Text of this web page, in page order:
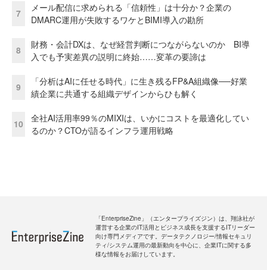
7
メール配信に求められる「信頼性」は十分か？企業の
DMARC運用が失敗するワケとBIMI導入の勘所
8
財務・会計DXは、なぜ経営判断につながらないのか BI導
入でも予実差異の説明に終始……変革の要諦は
9
「分析はAIに任せる時代」に生き残るFP&A組織像──好業
績企業に共通する組織デザインからひも解く
10
全社AI活用率99％のMIXIは、いかにコストを最適化してい
るのか？CTOが語るインフラ運用戦略
「EnterpriseZine」（エンタープライズジン）は、翔泳社が
運営する企業のIT活用とビジネス成長を支援するITリーダー
向け専門メディアです。データテクノロジー/情報セキュリ
ティ/システム運用の最新動向を中心に、企業ITに関する多
様な情報をお届けしています。